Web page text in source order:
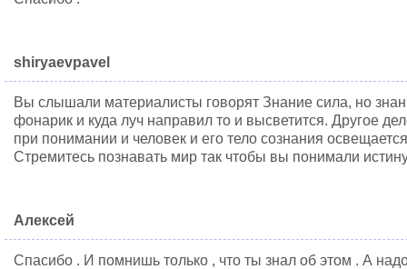
shiryaevpavel
Вы слышали материалисты говорят Знание сила, но
фонарик и куда луч направил то и высветится. Другое
при понимании и человек и его тело сознания
Стремитесь познавать мир так чтобы вы понимали
Алексей
Спасибо . И помнишь только , что ты знал об этом . А